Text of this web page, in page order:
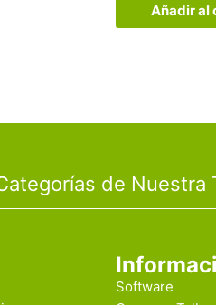
Añadir al
de Nuestra
Software